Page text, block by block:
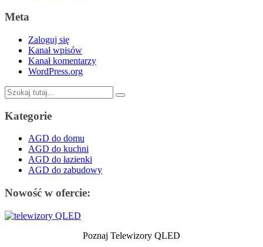
Meta
Zaloguj się
Kanał wpisów
Kanał komentarzy
WordPress.org
Szukaj:
Kategorie
AGD do domu
AGD do kuchni
AGD do łazienki
AGD do zabudowy
Nowość w ofercie:
Poznaj Telewizory QLED